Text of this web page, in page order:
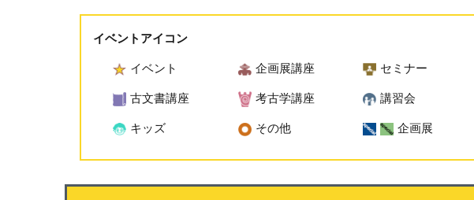
イベントアイコン
イベント 企画展講座 セミナー
古文書講座 考古学講座 講習会
キッズ その他 企画展